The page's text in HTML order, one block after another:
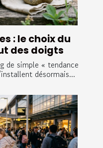
: le choix du
des doigts
de simple « tendance
désormais...